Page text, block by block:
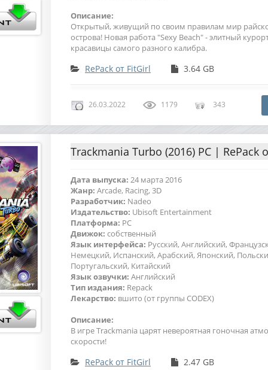
Описание:
Открытый, живущий по своим правилам мир
острова! Новая работа "Sexy Beach" - элитный
красавицы самого разного калибра.
RePack от FitGirl 3.64 GB
26.03.2022 1179 343
Trackmania Turbo (2016) PC | RePack
Дата выпуска: 24 марта 2016
Жанр: Arcade, Racing, 3D
Разработчик: Nadeo
Издательство: Ubisoft Entertainment
Платформа: PC
Движок: собственный
Язык интерфейса: Русский, Английский,
Немецкий, Испанский, Арабский, Японский,
Португальский, Китайский
Язык озвучки: Английский
Тип издания: Repack
Лекарство: вшито (от группы CODEX)
Описание:
В игре Trackmania царят невероятная гоночная
скорости!
RePack от FitGirl 2.47 GB